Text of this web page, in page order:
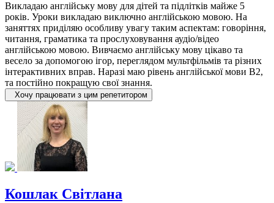
Викладаю англійську мову для дітей та підлітків майже 5
років. Уроки викладаю виключно англійською мовою. На
заняттях приділяю особливу увагу таким аспектам: говоріння,
читання, граматика та прослуховування аудіо/відео
англійською мовою. Вивчаємо англійську мову цікаво та
весело за допомогою ігор, переглядом мультфільмів та різних
інтерактивних вправ. Наразі маю рівень англійської мови В2,
та постійно покращую свої знання.
Хочу працювати з цим репетитором
Кошлак Світлана